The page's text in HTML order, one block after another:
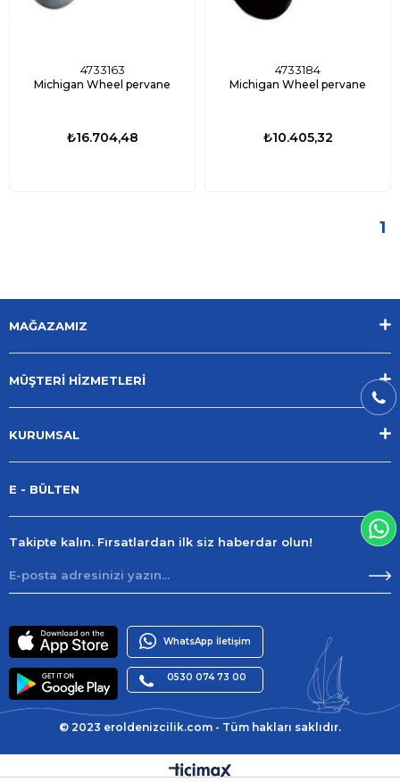
4733163
Michigan Wheel pervane
₺16.704,48
4733184
Michigan Wheel pervane
₺10.405,32
1
MAĞAZAMIZ
MÜŞTERİ HİZMETLERİ
KURUMSAL
E - BÜLTEN
Takipte kalın. Fırsatlardan ilk siz haberdar olun!
WhatsApp İletişim
0530 074 73 00
© 2023 eroldenizcilik.com - Tüm hakları saklıdır.